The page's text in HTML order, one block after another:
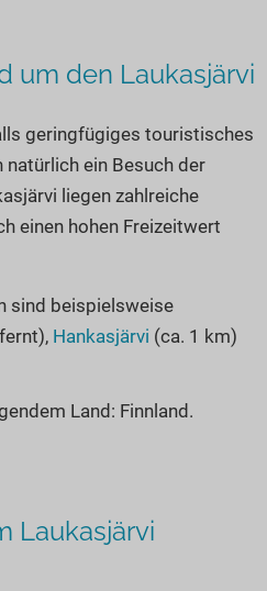
um den Laukasjärvi
geringfügiges touristisches
ein Besuch der
liegen zahlreiche
einen hohen Freizeitwert
sind beispielsweise
Hankasjärvi (ca. 1 km)
Land: Finnland.
Laukasjärvi